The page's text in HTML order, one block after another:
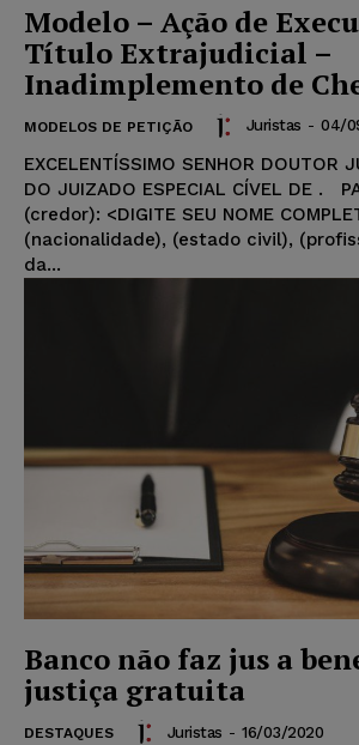
Modelo – Ação de
Título Extrajudicial –
Inadimplemento de
MODELOS DE PETIÇÃO Juristas - 04/
EXCELENTÍSSIMO SENHOR DOUTOR
DO JUIZADO ESPECIAL CÍVEL DE .
(credor): <DIGITE SEU NOME
(nacionalidade), (estado civil),
da...
Banco não faz jus a
justiça gratuita
DESTAQUES Juristas - 16/03/2020